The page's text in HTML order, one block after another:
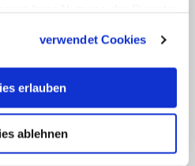
verwendet Cookies
erlauben
ablehnen
Bühne. Warum? Weil
und keine
Nacherzählung
Melle zeigt
Zwiespalt, mit dem